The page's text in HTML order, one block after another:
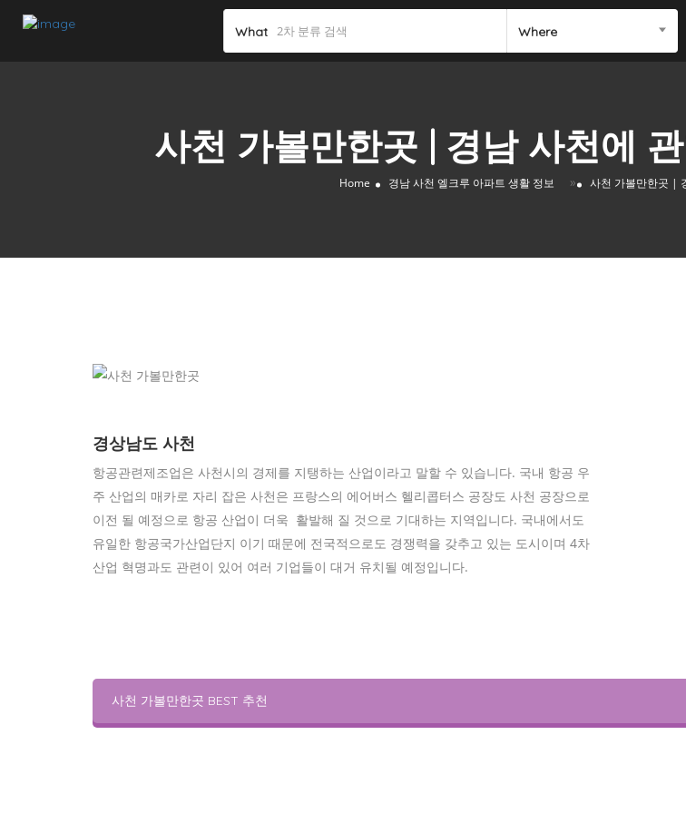
What Where
사천 가볼만한곳 | 경남 사천에
Home 경남 사천 엘크루 아파트 생활 정보 » 사천 가볼만한곳 |
경상남도 사천
항공관련제조업은 사천시의 경제를 지탱하는 산업이라고 말할 수 있습니다. 국내 항공 우
주 산업의 매카로 자리 잡은 사천은 프랑스의 에어버스 헬리콥터스 공장도 사천 공장으로
이전 될 예정으로 항공 산업이 더욱 활발해 질 것으로 기대하는 지역입니다. 국내에서도
유일한 항공국가산업단지 이기 때문에 전국적으로도 경쟁력을 갖추고 있는 도시이며 4차
산업 혁명과도 관련이 있어 여러 기업들이 대거 유치될 예정입니다.
사천 가볼만한곳 BEST 추천